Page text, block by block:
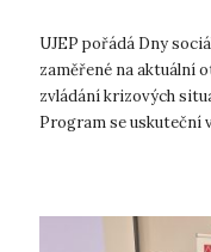
UJEP pořádá Dny
zaměřené na aktuální
zvládání krizových
Program se uskuteční